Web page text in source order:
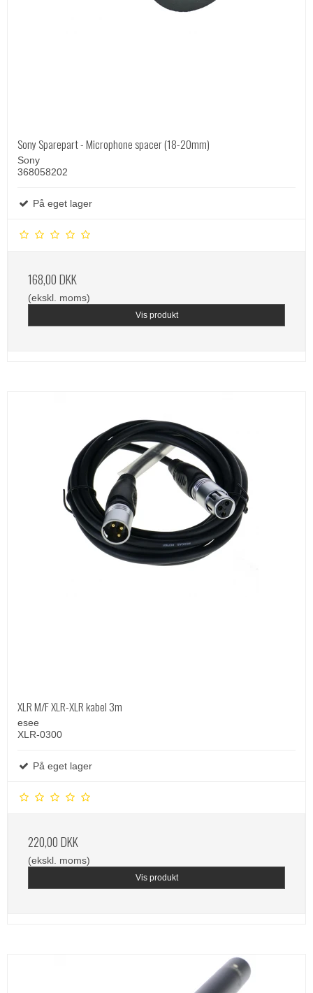
Sony Sparepart - Microphone spacer (18-20mm)
Sony
368058202
På eget lager
168,00 DKK
(ekskl. moms)
Vis produkt
XLR M/F XLR-XLR kabel 3m
esee
XLR-0300
På eget lager
220,00 DKK
(ekskl. moms)
Vis produkt